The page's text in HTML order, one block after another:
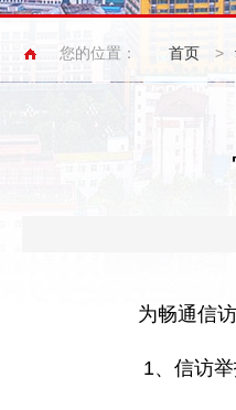
您的位置： 首页 >
为畅通信访举报
1、信访举报邮